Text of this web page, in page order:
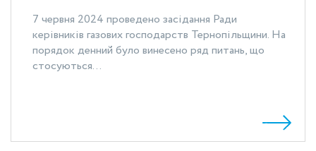
7 червня 2024 проведено засідання Ради
керівників газових господарств Тернопільщини. На
порядок денний було винесено ряд питань, що
стосуються...